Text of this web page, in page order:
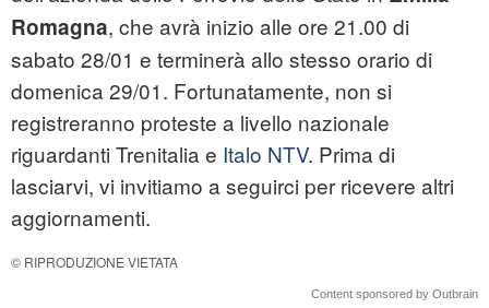
Romagna, che avrà inizio alle ore 21.00 di
sabato 28/01 e terminerà allo stesso orario di
domenica 29/01. Fortunatamente, non si
registreranno proteste a livello nazionale
riguardanti Trenitalia e Italo NTV. Prima di
lasciarvi, vi invitiamo a seguirci per ricevere altri
aggiornamenti.
© RIPRODUZIONE VIETATA
Content sponsored by Outbrain